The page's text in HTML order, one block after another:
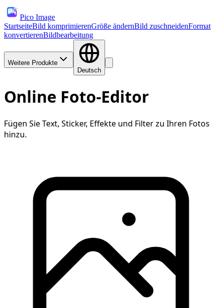
Pico Image
StartseiteBild komprimierenGröße ändernBild zuschneidenFormat
konvertierenBildbearbeitung
Weitere Produkte
Deutsch
Online Foto-Editor
Fügen Sie Text, Sticker, Effekte und Filter zu Ihren Fotos
hinzu.